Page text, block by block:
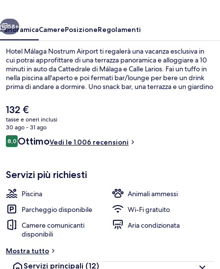
Avanti
58+
PanoramicaCamerePosizioneRegolamenti
Hotel Málaga Nostrum Airport ti regalerà una vacanza esclusiva in
cui potrai approfittare di una terrazza panoramica e alloggiare a 10
minuti in auto da Cattedrale di Málaga e Calle Larios. Fai un tuffo in
nella piscina all'aperto e poi fermati bar/lounge per bere un drink
prima di andare a dormire. Uno snack bar, una terrazza e un giardino
condizioni generali sono caratteristiche molto apprezzate dai
viaggiatori.
Il
prezzo
attuale
è
132 €
132 €
tasse e oneri inclusi
30 ago - 31 ago
Recensioni
8,08,0 su 10
OttimoVedi le 1.006 recensioni
Servizi più richiesti
Piscina
Animali ammessi
Parcheggio disponibile
Wi-Fi gratuito
Camere comunicanti
disponibili
Aria condizionata
Mostra tutto
Servizi principali (12)